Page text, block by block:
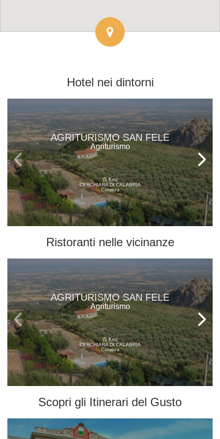
Hotel nei dintorni
AGRITURISMO SAN FELE
Agriturismo
(5 Km)
CERCHIARA DI CALABRIA
Cosenza
Ristoranti nelle vicinanze
AGRITURISMO SAN FELE
Agriturismo
(5 Km)
CERCHIARA DI CALABRIA
Cosenza
Scopri gli Itinerari del Gusto